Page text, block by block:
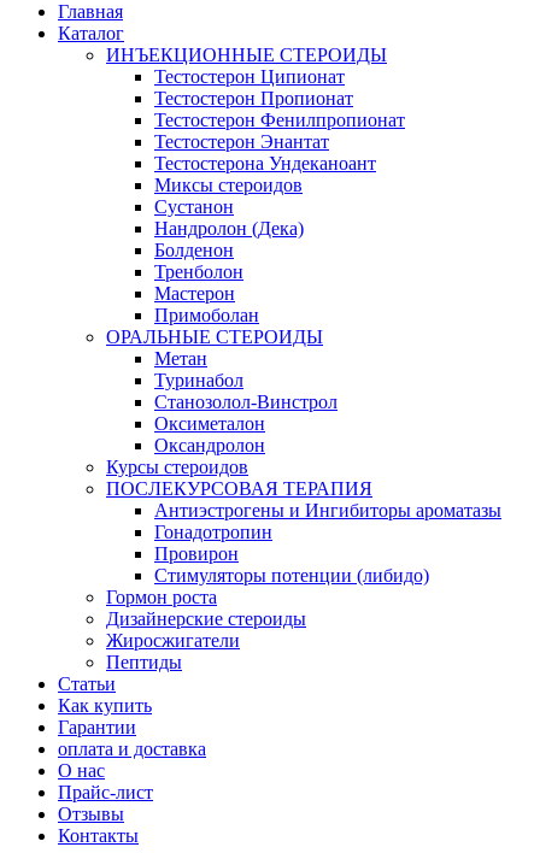
Главная
Каталог
ИНЪЕКЦИОННЫЕ СТЕРОИДЫ
Тестостерон Ципионат
Тестостерон Пропионат
Тестостерон Фенилпропионат
Тестостерон Энантат
Тестостерона Ундеканоант
Миксы стероидов
Сустанон
Нандролон (Дека)
Болденон
Тренболон
Мастерон
Примоболан
ОРАЛЬНЫЕ СТЕРОИДЫ
Метан
Туринабол
Станозолол-Винстрол
Оксиметалон
Оксандролон
Курсы стероидов
ПОСЛЕКУРСОВАЯ ТЕРАПИЯ
Антиэстрогены и Ингибиторы ароматазы
Гонадотропин
Провирон
Стимуляторы потенции (либидо)
Гормон роста
Дизайнерские стероиды
Жиросжигатели
Пептиды
Статьи
Как купить
Гарантии
оплата и доставка
О нас
Прайс-лист
Отзывы
Контакты